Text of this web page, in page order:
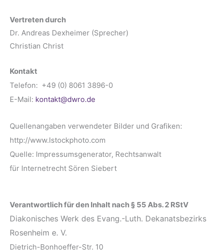
Vertreten durch
Dr. Andreas Dexheimer (Sprecher)
Christian Christ
Kontakt
Telefon: +49 (0) 8061 3896-0
E-Mail: kontakt@dwro.de
Quellenangaben verwendeter Bilder und Grafiken:
http://www.Istockphoto.com
Quelle: Impressumsgenerator, Rechtsanwalt
für Internetrecht Sören Siebert
Verantwortlich für den Inhalt nach § 55 Abs. 2 RStV
Diakonisches Werk des Evang.-Luth. Dekanatsbezirks
Rosenheim e. V.
Dietrich-Bonhoeffer-Str. 10